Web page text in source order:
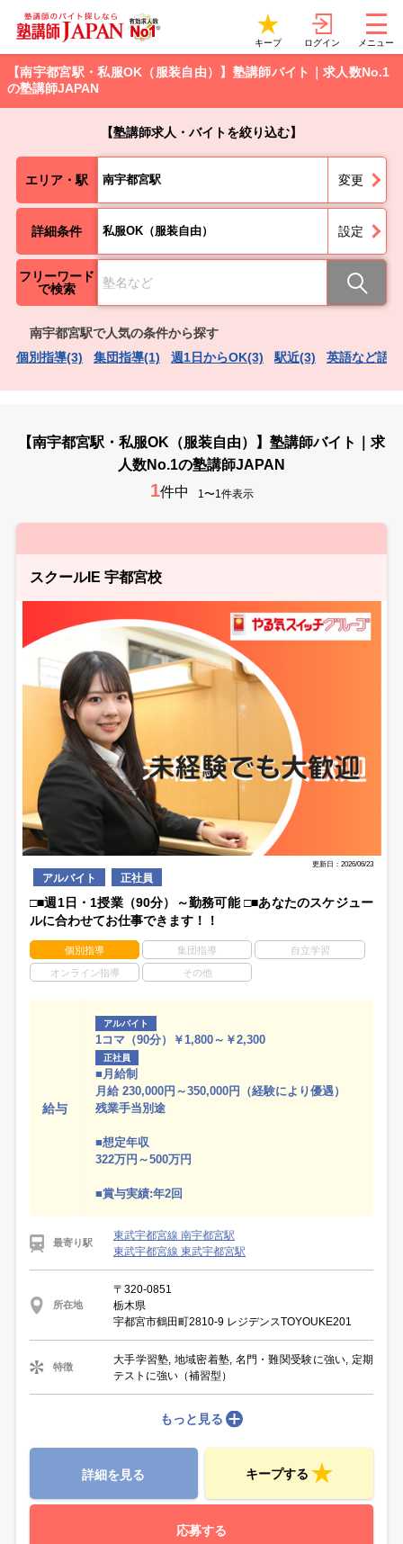
キープ ログイン メニュー
【南宇都宮駅・私服OK（服装自由）】塾講師バイト｜求人数No.1
の塾講師JAPAN
【塾講師求人・バイトを絞り込む】
エリア・駅 南宇都宮駅 変更
詳細条件 私服OK（服装自由） 設定
フリーワード
で検索
南宇都宮駅で人気の条件から探す
個別指導(3)
集団指導(1) 週1日からOK(3) 駅近(3) 英語など語
【南宇都宮駅・私服OK（服装自由）】塾講師バイト｜求
人数No.1の塾講師JAPAN
1件中 1〜1件表示
スクールIE 宇都宮校
更新日：2026/06/23
アルバイト 正社員
□■週1日・1授業（90分）～勤務可能 □■あなたのスケジュー
ルに合わせてお仕事できます！！
個別指導 集団指導 自立学習
オンライン指導 その他
給与
アルバイト
1コマ（90分）￥1,800～￥2,300
正社員
■月給制
月給 230,000円～350,000円（経験により優遇）
残業手当別途
■想定年収
322万円～500万円
■賞与実績:年2回
最寄り駅
東武宇都宮線 南宇都宮駅
東武宇都宮線 東武宇都宮駅
所在地
〒320-0851
栃木県
宇都宮市鶴田町2810-9 レジデンスTOYOUKE201
特徴
大手学習塾, 地域密着塾, 名門・難関受験に強い, 定期
テストに強い（補習型）
もっと見る
詳細を見る キープする
応募する